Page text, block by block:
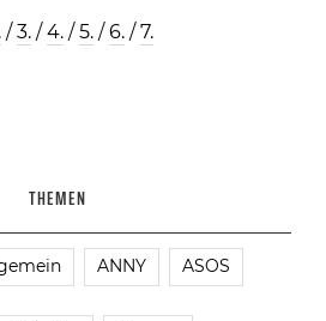
/3. /4. /5. /6. /7.
THEMEN
ANNY ASOS